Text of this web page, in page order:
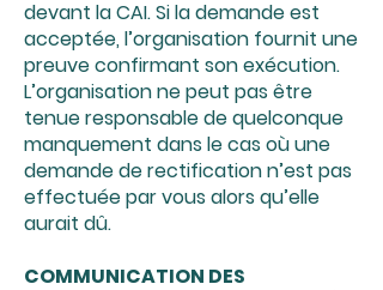
devant la CAI. Si la demande est
acceptée, l’organisation fournit une
preuve confirmant son exécution.
L’organisation ne peut pas être
tenue responsable de quelconque
manquement dans le cas où une
demande de rectification n’est pas
effectuée par vous alors qu’elle
aurait dû.
COMMUNICATION DES